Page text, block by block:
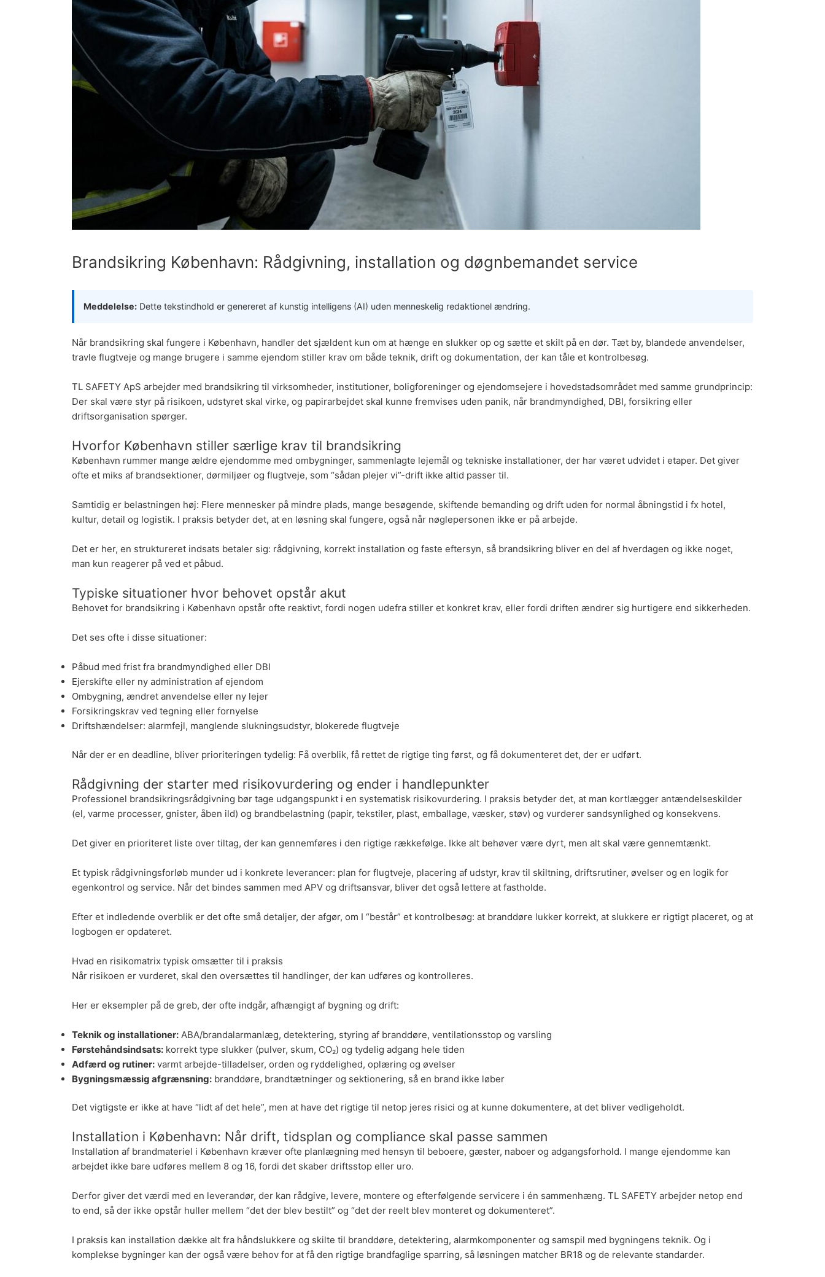
Brandsikring København: Rådgivning, installation og døgnbemandet service
Meddelelse: Dette tekstindhold er genereret af kunstig intelligens (AI) uden menneskelig redaktionel ændring.
Når brandsikring skal fungere i København, handler det sjældent kun om at hænge en slukker op og sætte et skilt på en dør. Tæt by, blandede anvendelser,
travle flugtveje og mange brugere i samme ejendom stiller krav om både teknik, drift og dokumentation, der kan tåle et kontrolbesøg.
TL SAFETY ApS arbejder med brandsikring til virksomheder, institutioner, boligforeninger og ejendomsejere i hovedstadsområdet med samme grundprincip:
Der skal være styr på risikoen, udstyret skal virke, og papirarbejdet skal kunne fremvises uden panik, når brandmyndighed, DBI, forsikring eller
driftsorganisation spørger.
Hvorfor København stiller særlige krav til brandsikring
København rummer mange ældre ejendomme med ombygninger, sammenlagte lejemål og tekniske installationer, der har været udvidet i etaper. Det giver
ofte et miks af brandsektioner, dørmiljøer og flugtveje, som “sådan plejer vi”-drift ikke altid passer til.
Samtidig er belastningen høj: Flere mennesker på mindre plads, mange besøgende, skiftende bemanding og drift uden for normal åbningstid i fx hotel,
kultur, detail og logistik. I praksis betyder det, at en løsning skal fungere, også når nøglepersonen ikke er på arbejde.
Det er her, en struktureret indsats betaler sig: rådgivning, korrekt installation og faste eftersyn, så brandsikring bliver en del af hverdagen og ikke noget,
man kun reagerer på ved et påbud.
Typiske situationer hvor behovet opstår akut
Behovet for brandsikring i København opstår ofte reaktivt, fordi nogen udefra stiller et konkret krav, eller fordi driften ændrer sig hurtigere end sikkerheden.
Det ses ofte i disse situationer:
Påbud med frist fra brandmyndighed eller DBI
Ejerskifte eller ny administration af ejendom
Ombygning, ændret anvendelse eller ny lejer
Forsikringskrav ved tegning eller fornyelse
Driftshændelser: alarmfejl, manglende slukningsudstyr, blokerede flugtveje
Når der er en deadline, bliver prioriteringen tydelig: Få overblik, få rettet de rigtige ting først, og få dokumenteret det, der er udført.
Rådgivning der starter med risikovurdering og ender i handlepunkter
Professionel brandsikringsrådgivning bør tage udgangspunkt i en systematisk risikovurdering. I praksis betyder det, at man kortlægger antændelseskilder
(el, varme processer, gnister, åben ild) og brandbelastning (papir, tekstiler, plast, emballage, væsker, støv) og vurderer sandsynlighed og konsekvens.
Det giver en prioriteret liste over tiltag, der kan gennemføres i den rigtige rækkefølge. Ikke alt behøver være dyrt, men alt skal være gennemtænkt.
Et typisk rådgivningsforløb munder ud i konkrete leverancer: plan for flugtveje, placering af udstyr, krav til skiltning, driftsrutiner, øvelser og en logik for
egenkontrol og service. Når det bindes sammen med APV og driftsansvar, bliver det også lettere at fastholde.
Efter et indledende overblik er det ofte små detaljer, der afgør, om I “består” et kontrolbesøg: at branddøre lukker korrekt, at slukkere er rigtigt placeret, og at
logbogen er opdateret.
Hvad en risikomatrix typisk omsætter til i praksis
Når risikoen er vurderet, skal den oversættes til handlinger, der kan udføres og kontrolleres.
Her er eksempler på de greb, der ofte indgår, afhængigt af bygning og drift:
Teknik og installationer: ABA/brandalarmanlæg, detektering, styring af branddøre, ventilationsstop og varsling
Førstehåndsindsats: korrekt type slukker (pulver, skum, CO₂) og tydelig adgang hele tiden
Adfærd og rutiner: varmt arbejde-tilladelser, orden og ryddelighed, oplæring og øvelser
Bygningsmæssig afgrænsning: branddøre, brandtætninger og sektionering, så en brand ikke løber
Det vigtigste er ikke at have “lidt af det hele”, men at have det rigtige til netop jeres risici og at kunne dokumentere, at det bliver vedligeholdt.
Installation i København: Når drift, tidsplan og compliance skal passe sammen
Installation af brandmateriel i København kræver ofte planlægning med hensyn til beboere, gæster, naboer og adgangsforhold. I mange ejendomme kan
arbejdet ikke bare udføres mellem 8 og 16, fordi det skaber driftsstop eller uro.
Derfor giver det værdi med en leverandør, der kan rådgive, levere, montere og efterfølgende servicere i én sammenhæng. TL SAFETY arbejder netop end
to end, så der ikke opstår huller mellem “det der blev bestilt” og “det der reelt blev monteret og dokumenteret”.
I praksis kan installation dække alt fra håndslukkere og skilte til branddøre, detektering, alarmkomponenter og samspil med bygningens teknik. Og i
komplekse bygninger kan der også være behov for at få den rigtige brandfaglige sparring, så løsningen matcher BR18 og de relevante standarder.